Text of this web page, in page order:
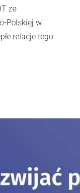
ze
Polskiej w
relacje tego